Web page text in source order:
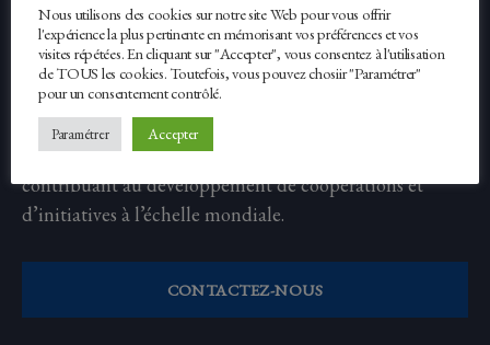
Fondé en 2012, Erasmus Expertise est un réseau
international réunissant des experts issus de différents
milieux. Il conçoit et met en œuvre des projets dans les
domaines de l’éducation, de la formation, de
l’enseignement supérieur et de la recherche, en
contribuant au développement de coopérations et
d’initiatives à l’échelle mondiale.
CONTACTEZ-NOUS
Nous utilisons des cookies sur notre site Web pour vous offrir
l'expérience la plus pertinente en mémorisant vos préférences et vos
visites répétées. En cliquant sur "Accepter", vous consentez à l'utilisation
de TOUS les cookies. Toutefois, vous pouvez chosiir "Paramétrer"
pour un consentement contrôlé.
Paramétrer Accepter